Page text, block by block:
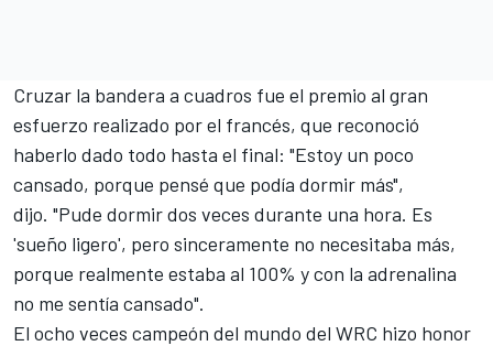
Cruzar la bandera a cuadros fue el premio al gran
esfuerzo realizado por el francés, que reconoció
haberlo dado todo hasta el final: "Estoy un poco
cansado, porque pensé que podía dormir más",
dijo. "Pude dormir dos veces durante una hora. Es
'sueño ligero', pero sinceramente no necesitaba más,
porque realmente estaba al 100% y con la adrenalina
no me sentía cansado".
El ocho veces campeón del mundo del WRC hizo honor